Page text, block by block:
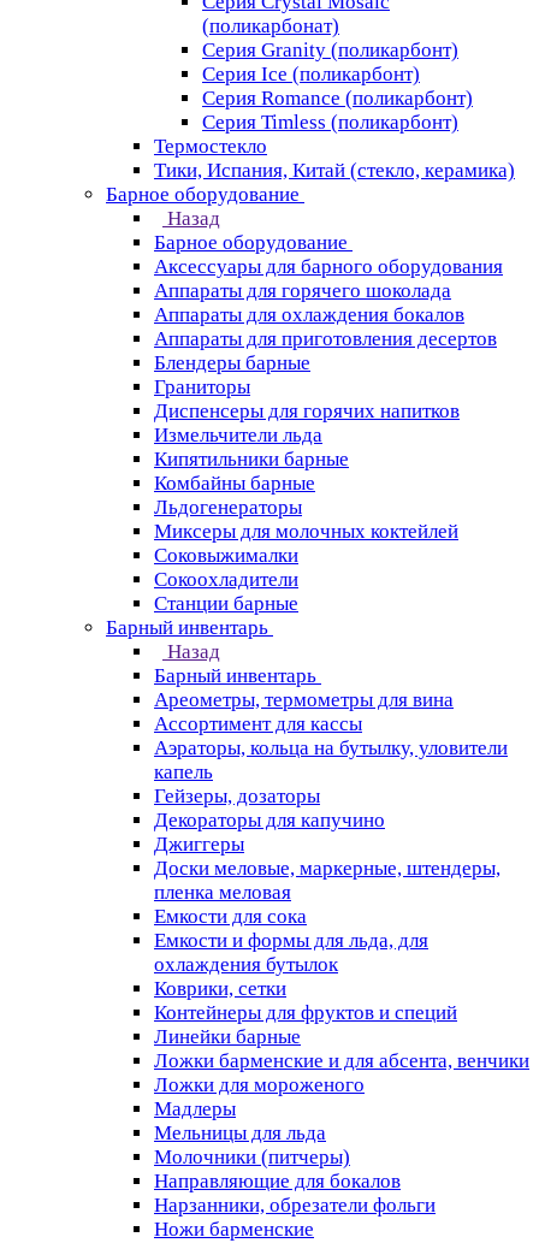
(поликарбонат)
Серия Granity (поликарбонт)
Серия Ice (поликарбонт)
Серия Romance (поликарбонт)
Серия Timless (поликарбонт)
Термостекло
Тики, Испания, Китай (стекло, керамика)
Барное оборудование
Назад
Барное оборудование
Аксессуары для барного оборудования
Аппараты для горячего шоколада
Аппараты для охлаждения бокалов
Аппараты для приготовления десертов
Блендеры барные
Граниторы
Диспенсеры для горячих напитков
Измельчители льда
Кипятильники барные
Комбайны барные
Льдогенераторы
Миксеры для молочных коктейлей
Соковыжималки
Сокоохладители
Станции барные
Барный инвентарь
Назад
Барный инвентарь
Ареометры, термометры для вина
Ассортимент для кассы
Аэраторы, кольца на бутылку, уловители
капель
Гейзеры, дозаторы
Декораторы для капучино
Джиггеры
Доски меловые, маркерные, штендеры,
пленка меловая
Емкости для сока
Емкости и формы для льда, для
охлаждения бутылок
Коврики, сетки
Контейнеры для фруктов и специй
Линейки барные
Ложки барменские и для абсента, венчики
Ложки для мороженого
Мадлеры
Мельницы для льда
Молочники (питчеры)
Направляющие для бокалов
Нарзанники, обрезатели фольги
Ножи барменские